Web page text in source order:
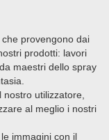
provengono dai
prodotti: lavori
maestri dello spray
utilizzatore,
al meglio i nostri
immagini con il